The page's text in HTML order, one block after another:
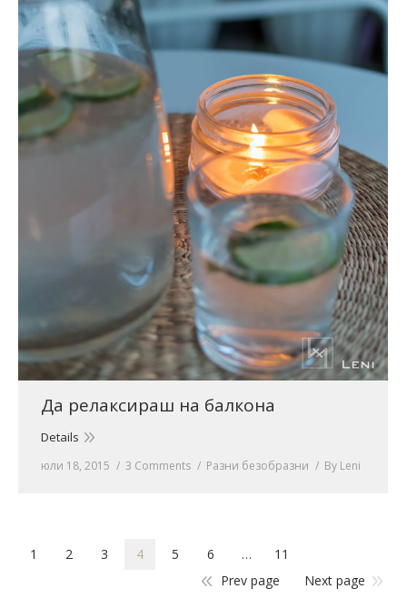
Да релаксираш на балкона
Details
юли 18, 2015 3 Comments Разни безобразни By Leni
1 2 3 4 5 6 …
11
Prev page
Next page